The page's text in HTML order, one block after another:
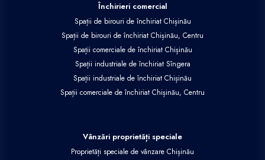
Închirieri comercial
Spații de birouri de închiriat Chișinău
Spații de birouri de închiriat Chișinău, Centru
Spații comerciale de închiriat Chișinău
Spații industriale de închiriat Sîngera
Spații industriale de închiriat Chișinău
Spații comerciale de închiriat Chișinău, Centru
Vânzări proprietăți speciale
Proprietăți speciale de vânzare Chișinău